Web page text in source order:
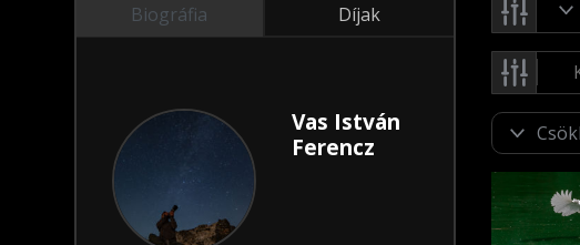
Biográfia Díjak
Vas István
Ferencz